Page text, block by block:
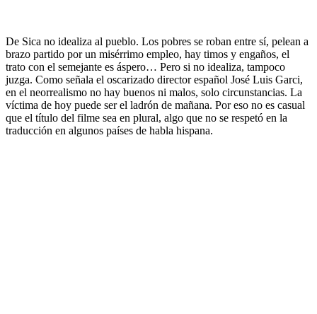
De Sica no idealiza al pueblo. Los pobres se roban entre sí, pelean a
brazo partido por un misérrimo empleo, hay timos y engaños, el
trato con el semejante es áspero… Pero si no idealiza, tampoco
juzga. Como señala el oscarizado director español José Luis Garci,
en el neorrealismo no hay buenos ni malos, solo circunstancias. La
víctima de hoy puede ser el ladrón de mañana. Por eso no es casual
que el título del filme sea en plural, algo que no se respetó en la
traducción en algunos países de habla hispana.